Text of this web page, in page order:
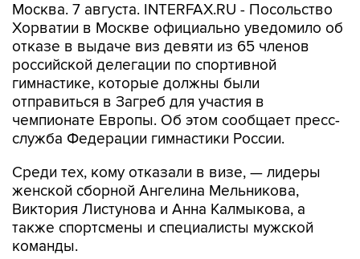
Москва. 7 августа. INTERFAX.RU - Посольство
Хорватии в Москве официально уведомило об
отказе в выдаче виз девяти из 65 членов
российской делегации по спортивной
гимнастике, которые должны были
отправиться в Загреб для участия в
чемпионате Европы. Об этом сообщает пресс-
служба Федерации гимнастики России.
Среди тех, кому отказали в визе, — лидеры
женской сборной Ангелина Мельникова,
Виктория Листунова и Анна Калмыкова, а
также спортсмены и специалисты мужской
команды.